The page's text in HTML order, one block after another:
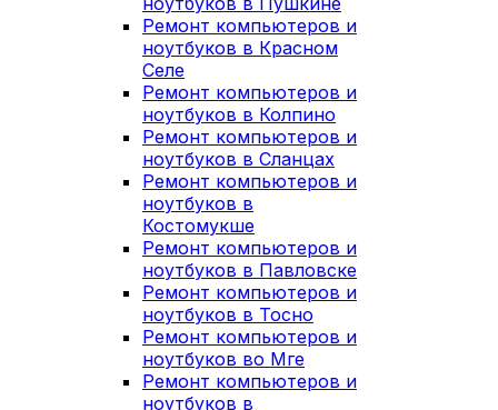
Ремонт компьютеров и
ноутбуков в Красном
Селе
Ремонт компьютеров и
ноутбуков в Колпино
Ремонт компьютеров и
ноутбуков в Сланцах
Ремонт компьютеров и
ноутбуков в
Костомукше
Ремонт компьютеров и
ноутбуков в Павловске
Ремонт компьютеров и
ноутбуков в Тосно
Ремонт компьютеров и
ноутбуков во Мге
Ремонт компьютеров и
ноутбуков в